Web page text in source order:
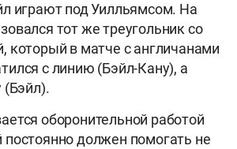
играют под Уилльямсом. На
тот же треугольник со
который в матче с англичанами
с линию (Бэйл-Кану), а
(Бэйл).
оборонительной работой
должен помогать не